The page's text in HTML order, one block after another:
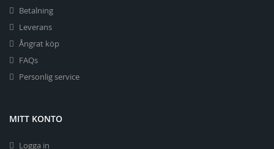
Betalning
Leverans
Ångrat köp
FAQs
Personlig service
MITT KONTO
Logga in